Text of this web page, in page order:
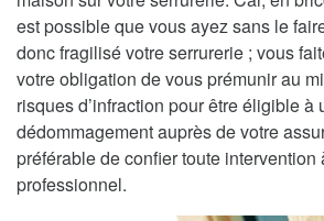
est possible que vous ayez sans le
donc fragilisé votre serrurerie ; vous
votre obligation de vous prémunir au
risques d’infraction pour être éligible à
dédommagement auprès de votre
préférable de confier toute intervention
professionnel.